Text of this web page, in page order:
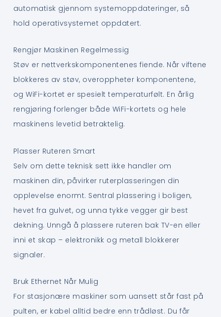
automatisk gjennom systemoppdateringer, så
hold operativsystemet oppdatert.
Rengjør Maskinen Regelmessig
Støv er nettverkskomponentenes fiende. Når viftene
blokkeres av støv, overoppheter komponentene,
og WiFi-kortet er spesielt temperaturfølt. En årlig
rengjøring forlenger både WiFi-kortets og hele
maskinens levetid betraktelig.
Plasser Ruteren Smart
Selv om dette teknisk sett ikke handler om
maskinen din, påvirker ruterplasseringen din
opplevelse enormt. Sentral plassering i boligen,
hevet fra gulvet, og unna tykke vegger gir best
dekning. Unngå å plassere ruteren bak TV-en eller
inni et skap – elektronikk og metall blokkerer
signaler.
Bruk Ethernet Når Mulig
For stasjonære maskiner som uansett står fast på
pulten, er kabel alltid bedre enn trådløst. Du får